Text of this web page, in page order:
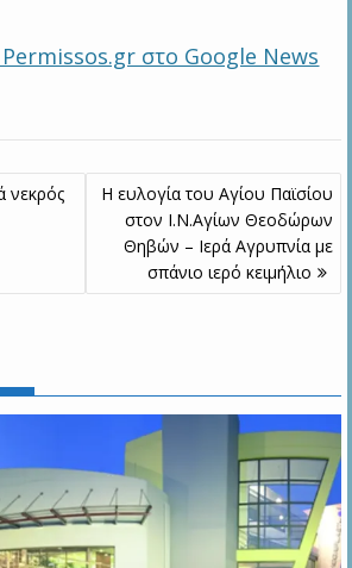
στο Google News
νεκρός
Η ευλογία του Αγίου Παϊσίου
στον Ι.Ν.Αγίων Θεοδώρων
Θηβών – Ιερά Αγρυπνία με
σπάνιο ιερό κειμήλιο